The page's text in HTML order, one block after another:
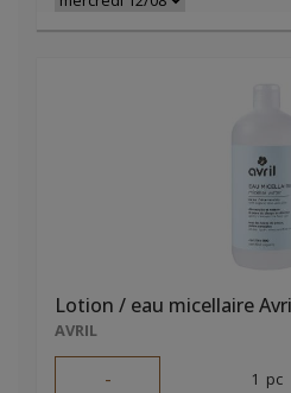
Lotion / eau micellaire
AVRIL
- 1 pc